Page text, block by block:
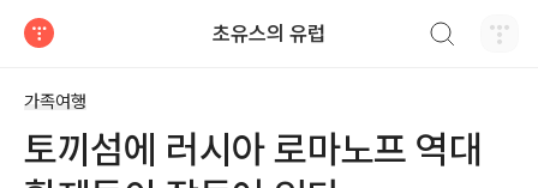
초유스의 유럽
가족여행
토끼섬에 러시아 로마노프 역대